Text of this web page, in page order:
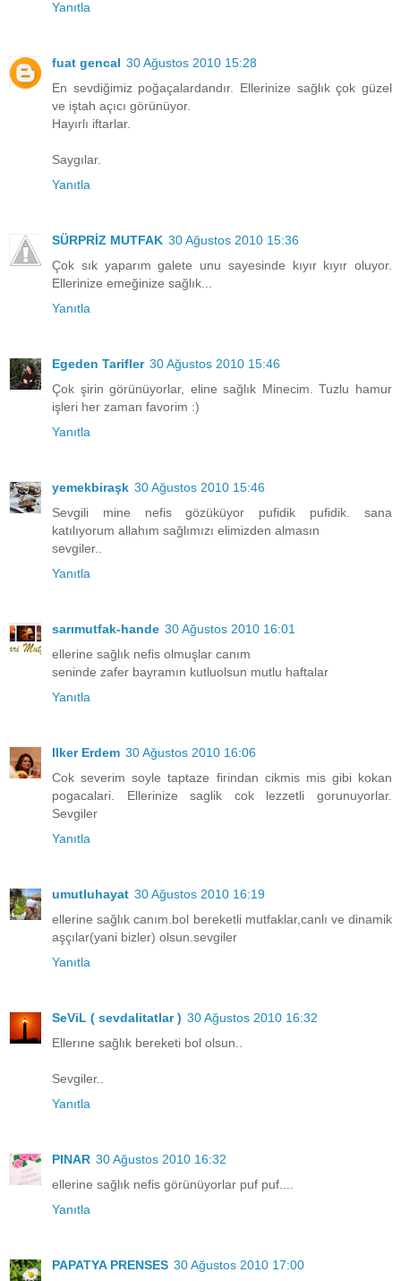
Yanıtla
fuat gencal 30 Ağustos 2010 15:28
En sevdiğimiz poğaçalardandır. Ellerinize sağlık çok güzel
ve iştah açıcı görünüyor.
Hayırlı iftarlar.
Saygılar.
Yanıtla
SÜRPRİZ MUTFAK 30 Ağustos 2010 15:36
Çok sık yaparım galete unu sayesinde kıyır kıyır oluyor.
Ellerinize emeğinize sağlık...
Yanıtla
Egeden Tarifler 30 Ağustos 2010 15:46
Çok şirin görünüyorlar, eline sağlık Minecim. Tuzlu hamur
işleri her zaman favorim :)
Yanıtla
yemekbiraşk 30 Ağustos 2010 15:46
Sevgili mine nefis gözüküyor pufidik pufidik. sana
katılıyorum allahım sağlımızı elimizden almasın
sevgiler..
Yanıtla
sarımutfak-hande 30 Ağustos 2010 16:01
ellerine sağlık nefis olmuşlar canım
seninde zafer bayramın kutluolsun mutlu haftalar
Yanıtla
Ilker Erdem 30 Ağustos 2010 16:06
Cok severim soyle taptaze firindan cikmis mis gibi kokan
pogacalari. Ellerinize saglik cok lezzetli gorunuyorlar.
Sevgiler
Yanıtla
umutluhayat 30 Ağustos 2010 16:19
ellerine sağlık canım.bol bereketli mutfaklar,canlı ve dinamik
aşçılar(yani bizler) olsun.sevgiler
Yanıtla
SeViL ( sevdalitatlar ) 30 Ağustos 2010 16:32
Ellerıne sağlık bereketi bol olsun..
Sevgiler..
Yanıtla
PINAR 30 Ağustos 2010 16:32
ellerine sağlık nefis görünüyorlar puf puf....
Yanıtla
PAPATYA PRENSES 30 Ağustos 2010 17:00